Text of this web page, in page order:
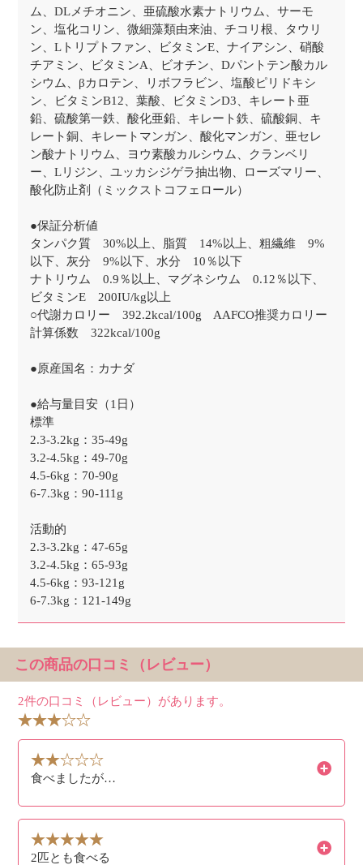
ム、DLメチオニン、亜硫酸水素ナトリウム、サーモ
ン、塩化コリン、微細藻類由来油、チコリ根、タウリ
ン、Lトリプトファン、ビタミンE、ナイアシン、硝酸
チアミン、ビタミンA、ビオチン、Dパントテン酸カル
シウム、βカロテン、リボフラビン、塩酸ピリドキシ
ン、ビタミンB12、葉酸、ビタミンD3、キレート亜
鉛、硫酸第一鉄、酸化亜鉛、キレート鉄、硫酸銅、キ
レート銅、キレートマンガン、酸化マンガン、亜セレ
ン酸ナトリウム、ヨウ素酸カルシウム、クランベリ
ー、Lリジン、ユッカシジゲラ抽出物、ローズマリー、
酸化防止剤（ミックストコフェロール）
●保証分析値
タンパク質 30%以上、脂質 14%以上、粗繊維 9%
以下、灰分 9%以下、水分 10％以下
ナトリウム 0.9％以上、マグネシウム 0.12％以下、
ビタミンE 200IU/kg以上
○代謝カロリー 392.2kcal/100g AAFCO推奨カロリー
計算係数 322kcal/100g
●原産国名：カナダ
●給与量目安（1日）
標準
2.3-3.2kg：35-49g
3.2-4.5kg：49-70g
4.5-6kg：70-90g
6-7.3kg：90-111g
活動的
2.3-3.2kg：47-65g
3.2-4.5kg：65-93g
4.5-6kg：93-121g
6-7.3kg：121-149g
この商品の口コミ（レビュー）
2件の口コミ（レビュー）があります。
食べましたが…
2匹とも食べる